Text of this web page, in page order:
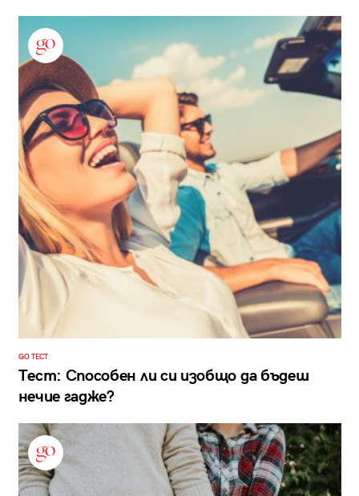
GO ТЕСТ
Тест: Способен ли си изобщо да бъдеш
нечие гадже?